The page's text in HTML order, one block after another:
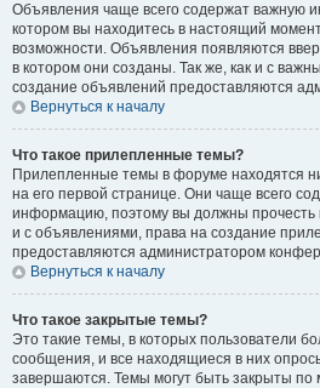
Объявления чаще всего содержат важную
котором вы находитесь в настоящий
возможности. Объявления появляются
в котором они созданы. Так же, как и с
создание объявлений предоставляются
Вернуться к началу
Что такое прилепленные темы?
Прилепленные темы в форуме находятся
на его первой странице. Они чаще всего
информацию, поэтому вы должны прочесть
и с объявлениями, права на создание
предоставляются администратором
Вернуться к началу
Что такое закрытые темы?
Это такие темы, в которых пользователи
сообщения, и все находящиеся в них
завершаются. Темы могут быть закрыты по